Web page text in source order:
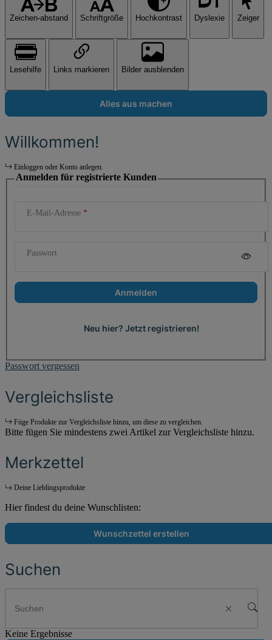
Zeichen-abstand Schriftgröße Hochkontrast Dyslexie Zeiger
Lesehilfe Links markieren Bilder ausblenden
Alles aus machen
Willkommen!
Einloggen oder Konto anlegen.
Anmelden für registrierte Kunden
E-Mail-Adresse
Passwort
Anmelden
Neu hier? Jetzt registrieren!
Passwort vergessen
Vergleichsliste
Füge Produkte zur Vergleichsliste hinzu, um diese zu vergleichen.
Bitte fügen Sie mindestens zwei Artikel zur Vergleichsliste hinzu.
Merkzettel
Deine Lieblingsprodukte
Hier findest du deine Wunschlisten:
Wunschzettel erstellen
Suchen
Keine Ergebnisse